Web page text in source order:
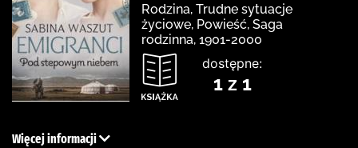
Rodzina, Trudne sytuacje
życiowe, Powieść, Saga
rodzinna, 1901-2000
dostępne:
1 z 1
Więcej informacji